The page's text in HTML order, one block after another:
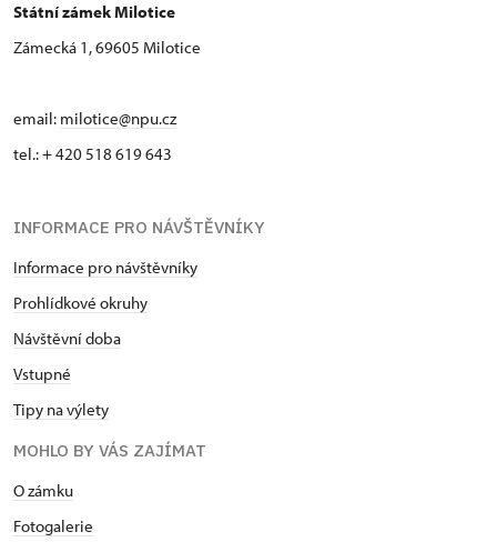
Státní zámek Milotice
Zámecká 1, 69605 Milotice
email: milotice@npu.cz
tel.: + 420 518 619 643
INFORMACE PRO NÁVŠTĚVNÍKY
Informace pro návštěvníky
Prohlídkové okruhy
Návštěvní doba
Vstupné
Tipy na výlety
MOHLO BY VÁS ZAJÍMAT
O zámku
Fotogalerie